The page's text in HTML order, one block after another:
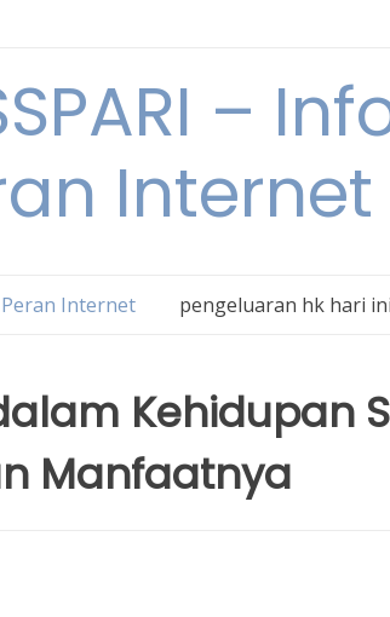
–
Peran Internet pengeluaran hk hari ini
Kehidupan
Manfaatnya